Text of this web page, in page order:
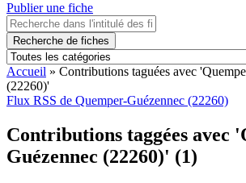
Publier une fiche
Recherche de fiches
Accueil » Contributions taguées avec
(22260)'
Flux RSS de Quemper-Guézennec (22260)
Contributions taggées avec
Guézennec (22260)' (1)